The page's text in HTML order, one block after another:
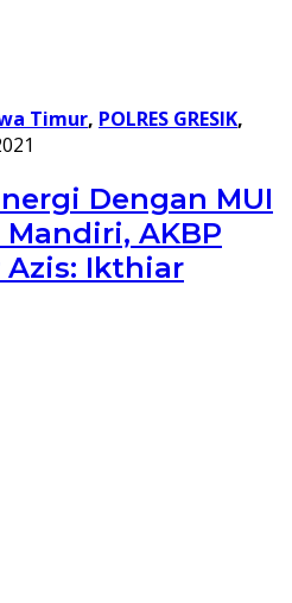
Timur, POLRES GRESIK,
Dengan MUI
AKBP
Azis: Ikthiar